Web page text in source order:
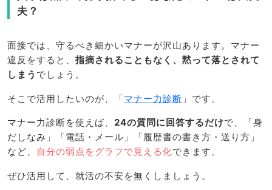
夫？
面接では、守るべき細かいマナーが沢山あります。マナー
違反をすると、 指摘されることもなく、黙って落とされて
しまう でしょう。
そこで活用したいのが、「マナー力診断 」です。
マナー力診断を使えば、 24の質問に回答するだけで、「身
だしなみ」「電話・メール」「履歴書の書き方・送り方」
など、
自分の弱点をグラフで見える化できます。
ぜひ活用して、就活の不安を無くしましょう。